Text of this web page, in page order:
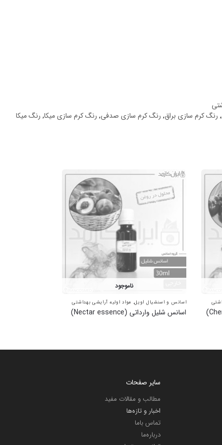
, رنگ کرم سازی براق, رنگ کرم سازی صدفی, رنگ کرم سازی میکا, رنگ میکا
ناموجود
اسانس و اسنشیال اویل, مواد اولیه آرایشی بهداشتی
اسانس شلیل وارداتی (Nectar essence)
سایر صفحات
مطالب و مقالات مفید
اخبار و تازه‌ها
تماس باما
درباره‌ما